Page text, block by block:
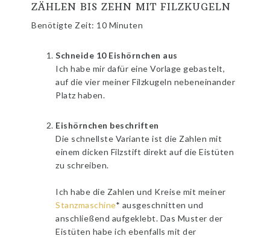
ZÄHLEN BIS ZEHN MIT FILZKUGELN
Benötigte Zeit: 10 Minuten
Schneide 10 Eishörnchen aus
Ich habe mir dafür eine Vorlage gebastelt,
auf die vier meiner Filzkugeln nebeneinander
Platz haben.
Eishörnchen beschriften
Die schnellste Variante ist die Zahlen mit
einem dicken Filzstift direkt auf die Eistüten
zu schreiben.
Ich habe die Zahlen und Kreise mit meiner
Stanzmaschine* ausgeschnitten und
anschließend aufgeklebt. Das Muster der
Eistüten habe ich ebenfalls mit der